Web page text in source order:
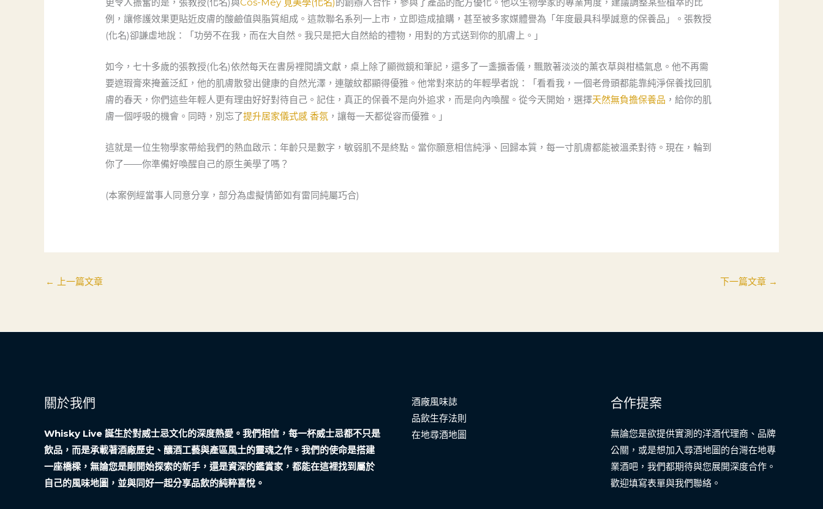
例，讓修護效果更貼近皮膚的酸鹼值與脂質組成。這款聯名系列一上市，立即造成搶購，甚至被多家媒體譽為「年度最具科學誠意的保養品」。張教授
(化名)卻謙虛地說：「功勞不在我，而在大自然。我只是把大自然給的禮物，用對的方式送到你的肌膚上。」
如今，七十多歲的張教授(化名)依然每天在書房裡閱讀文獻，桌上除了顯微鏡和筆記，還多了一盞擴香儀，飄散著淡淡的薰衣草與柑橘氣息。他不再需
要遮瑕膏來掩蓋泛紅，他的肌膚散發出健康的自然光澤，連皺紋都顯得優雅。他常對來訪的年輕學者說：「看看我，一個老骨頭都能靠純淨保養找回肌
膚的春天，你們這些年輕人更有理由好好對待自己。記住，真正的保養不是向外追求，而是向內喚醒。從今天開始，選擇天然無負擔保養品 ，給你的肌
膚一個呼吸的機會。同時，別忘了提升居家儀式感 香氛 ，讓每一天都從容而優雅。」
這就是一位生物學家帶給我們的熱血啟示：年齡只是數字，敏弱肌不是終點。當你願意相信純淨、回歸本質，每一寸肌膚都能被溫柔對待。現在，輪到
你了——你準備好喚醒自己的原生美學了嗎？
(本案例經當事人同意分享，部分為虛擬情節如有雷同純屬巧合)
← 上一篇文章 下一篇文章 →
關於我們
Whisky Live 誕生於對威士忌文化的深度熱愛。我們相信，每一杯威士忌都不只是
飲品，而是承載著酒廠歷史、釀酒工藝與產區風土的靈魂之作。我們的使命是搭建
一座橋樑，無論您是剛開始探索的新手，還是資深的鑑賞家，都能在這裡找到屬於
自己的風味地圖，並與同好一起分享品飲的純粹喜悅。
酒廠風味誌
品飲生存法則
在地尋酒地圖
合作提案
無論您是欲提供實測的洋酒代理商、品牌
公關，或是想加入尋酒地圖的台灣在地專
業酒吧，我們都期待與您展開深度合作。
歡迎填寫表單與我們聯絡。